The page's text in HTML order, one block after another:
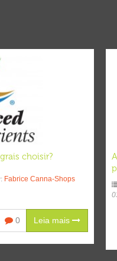
choisir?
Fabrice Canna-Shops
0 Leia mais